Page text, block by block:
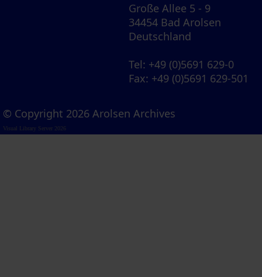
Große Allee 5 - 9
34454 Bad Arolsen
Deutschland
Tel: +49 (0)5691 629-0
Fax: +49 (0)5691 629-501
© Copyright 2026 Arolsen Archives
Visual Library Server 2026